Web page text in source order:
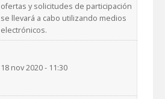
ofertas y solicitudes de participación
se llevará a cabo utilizando medios
electrónicos.
18 nov 2020 - 11:30